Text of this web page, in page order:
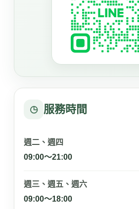
◷ 服務時間
週二、週四
09:00～21:00
週三、週五、週六
09:00～18:00